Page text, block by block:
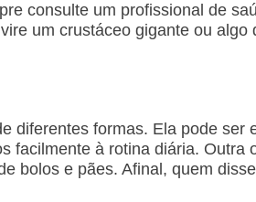
consulte um profissional de
um crustáceo gigante ou algo
diferentes formas. Ela pode
facilmente à rotina diária.
bolos e pães. Afinal, quem